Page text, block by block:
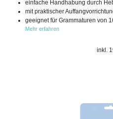
einfache Handhabung durch
mit praktischer
geeignet für Grammaturen von
Mehr erfahren
inkl.